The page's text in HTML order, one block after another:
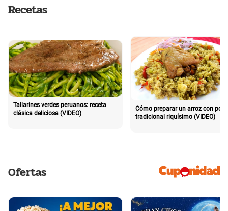
Recetas
Tallarines verdes peruanos: receta
clásica deliciosa (VIDEO)
Cómo preparar un arroz con pollo
tradicional riquísimo (VIDEO)
Ofertas